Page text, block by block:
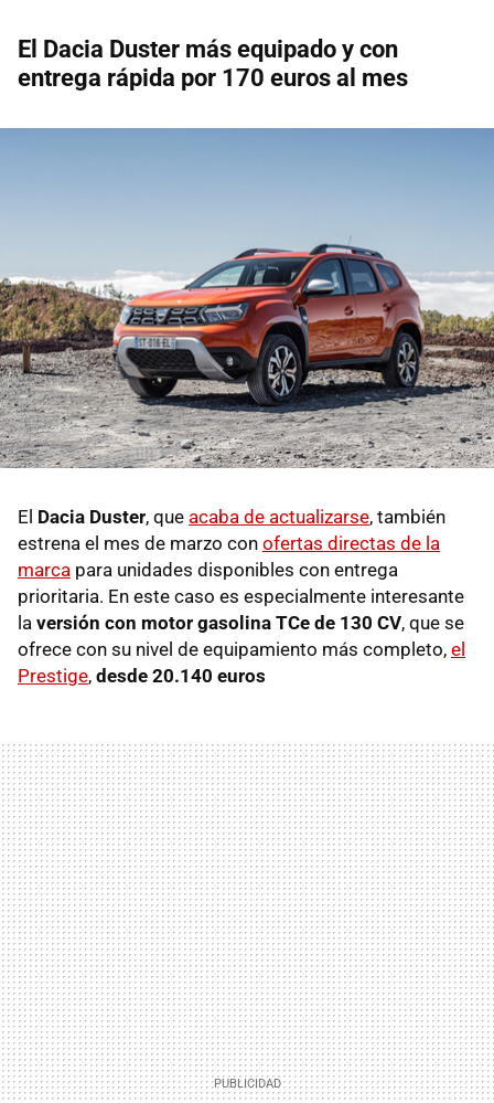
El Dacia Duster más equipado y con
entrega rápida por 170 euros al mes
El Dacia Duster, que acaba de actualizarse, también
estrena el mes de marzo con ofertas directas de la
marca para unidades disponibles con entrega
prioritaria. En este caso es especialmente interesante
la versión con motor gasolina TCe de 130 CV, que se
ofrece con su nivel de equipamiento más completo, el
Prestige, desde 20.140 euros